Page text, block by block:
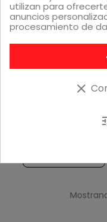
Vista rápida
utilizan para
anuncios
procesamiento de
clear